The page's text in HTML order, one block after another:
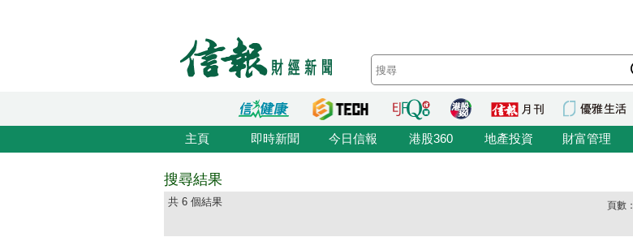
主頁 即時新聞 今日信報 港股360 地產投資 財富管理
搜尋結果
共 6 個結果 頁數：